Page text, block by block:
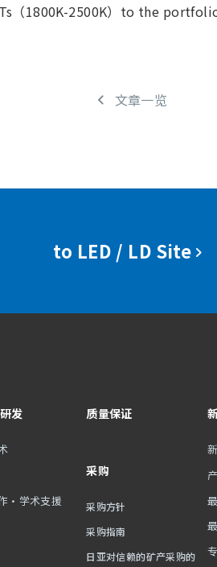
（1800K-2500K）to the
文章一览
to LED / LD Site
发
・学术支援
质量保证
采购
采购方针
采购指南
日亚对信赖的矿产采购的